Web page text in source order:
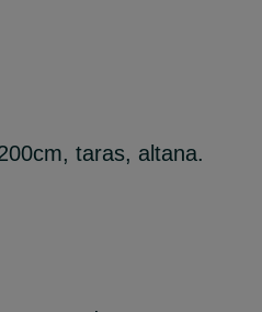
taras, altana.